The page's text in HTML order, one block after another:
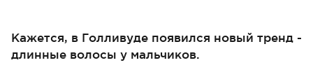
Кажется, в Голливуде появился новый тренд -
длинные волосы у мальчиков.